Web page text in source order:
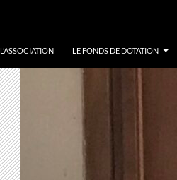
L’ASSOCIATION LE FONDS DE DOTATION